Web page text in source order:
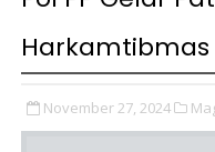
Harkamtibmas
November 27, 2024